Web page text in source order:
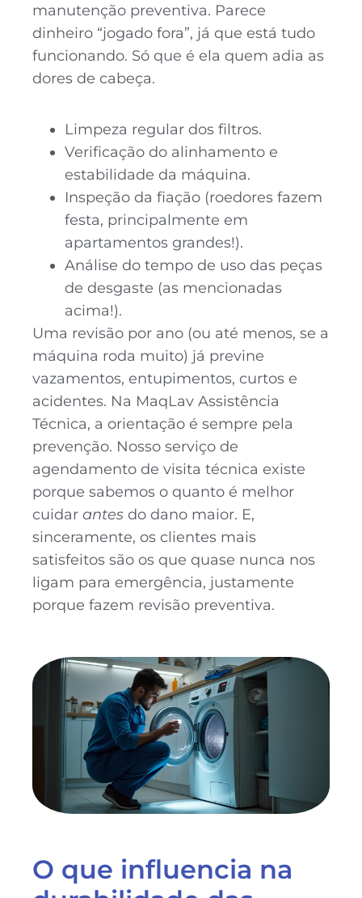
manutenção preventiva. Parece
dinheiro “jogado fora”, já que está tudo
funcionando. Só que é ela quem adia as
dores de cabeça.
Limpeza regular dos filtros.
Verificação do alinhamento e
estabilidade da máquina.
Inspeção da fiação (roedores fazem
festa, principalmente em
apartamentos grandes!).
Análise do tempo de uso das peças
de desgaste (as mencionadas
acima!).
Uma revisão por ano (ou até menos, se a
máquina roda muito) já previne
vazamentos, entupimentos, curtos e
acidentes. Na MaqLav Assistência
Técnica, a orientação é sempre pela
prevenção. Nosso serviço de
agendamento de visita técnica existe
porque sabemos o quanto é melhor
cuidar antes do dano maior. E,
sinceramente, os clientes mais
satisfeitos são os que quase nunca nos
ligam para emergência, justamente
porque fazem revisão preventiva.
O que influencia na